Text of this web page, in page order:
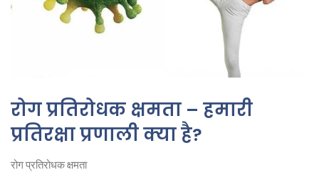
रोग प्रतिरोधक क्षमता – हमारी
प्रतिरक्षा प्रणाली क्या है?
रोग प्रतिरोधक क्षमता